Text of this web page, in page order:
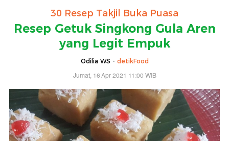
30 Resep Takjil Buka Puasa
Resep Getuk Singkong Gula Aren
yang Legit Empuk
Odilia WS - detikFood
Jumat, 16 Apr 2021 11:00 WIB